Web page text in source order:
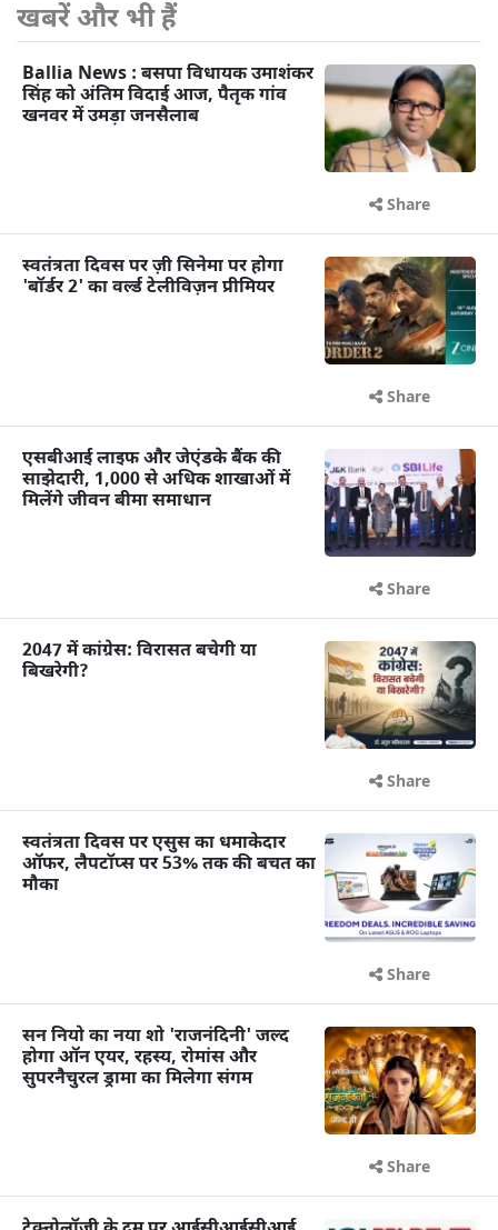
खबरें और भी हैं
Ballia News : बसपा विधायक उमाशंकर
सिंह को अंतिम विदाई आज, पैतृक गांव
खनवर में उमड़ा जनसैलाब
Share
स्वतंत्रता दिवस पर ज़ी सिनेमा पर होगा
'बॉर्डर 2' का वर्ल्ड टेलीविज़न प्रीमियर
Share
एसबीआई लाइफ और जेएंडके बैंक की
साझेदारी, 1,000 से अधिक शाखाओं में
मिलेंगे जीवन बीमा समाधान
Share
2047 में कांग्रेस: विरासत बचेगी या
बिखरेगी?
Share
स्वतंत्रता दिवस पर एसुस का धमाकेदार
ऑफर, लैपटॉप्स पर 53% तक की बचत का
मौका
Share
सन नियो का नया शो 'राजनंदिनी' जल्द
होगा ऑन एयर, रहस्य, रोमांस और
सुपरनैचुरल ड्रामा का मिलेगा संगम
Share